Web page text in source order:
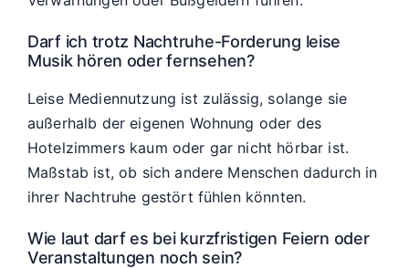
Darf ich trotz Nachtruhe-Forderung leise
Musik hören oder fernsehen?
Leise Mediennutzung ist zulässig, solange sie
außerhalb der eigenen Wohnung oder des
Hotelzimmers kaum oder gar nicht hörbar ist.
Maßstab ist, ob sich andere Menschen dadurch in
ihrer Nachtruhe gestört fühlen könnten.
Wie laut darf es bei kurzfristigen Feiern oder
Veranstaltungen noch sein?